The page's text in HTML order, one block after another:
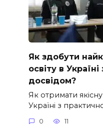
Як здобути
освіту в
досвідом?
Як отримати
Україні з
0 11